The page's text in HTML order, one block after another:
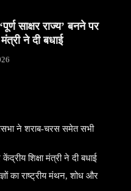
साक्षर राज्य’ बनने पर
ने दी बधाई
ने शराब-चरस समेत सभी
शिक्षा मंत्री ने दी बधाई
का राष्ट्रीय मंथन, शोध और